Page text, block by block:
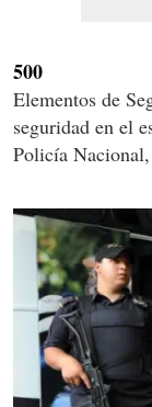
500
Elementos de
seguridad en el
Policía